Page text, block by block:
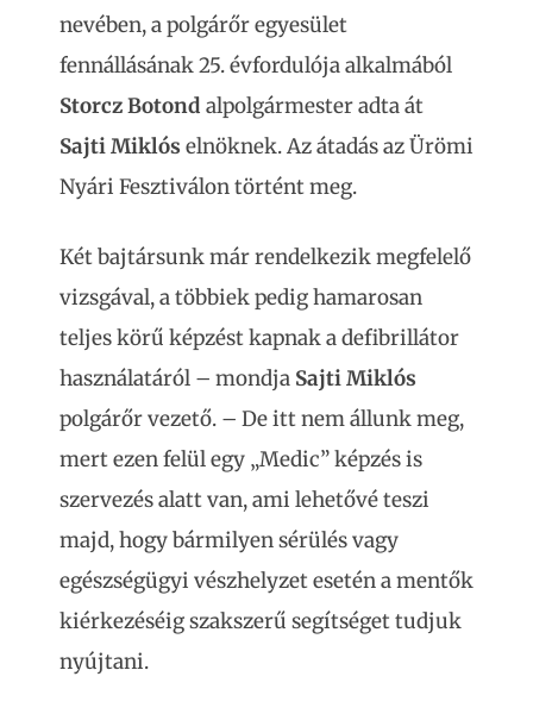
nevében, a polgárőr egyesület
fennállásának 25. évfordulója alkalmából
Storcz Botond alpolgármester adta át
Sajti Miklós elnöknek. Az átadás az Ürömi
Nyári Fesztiválon történt meg.
Két bajtársunk már rendelkezik megfelelő
vizsgával, a többiek pedig hamarosan
teljes körű képzést kapnak a defibrillátor
használatáról – mondja Sajti Miklós
polgárőr vezető. – De itt nem állunk meg,
mert ezen felül egy „Medic” képzés is
szervezés alatt van, ami lehetővé teszi
majd, hogy bármilyen sérülés vagy
egészségügyi vészhelyzet esetén a mentők
kiérkezéséig szakszerű segítséget tudjuk
nyújtani.